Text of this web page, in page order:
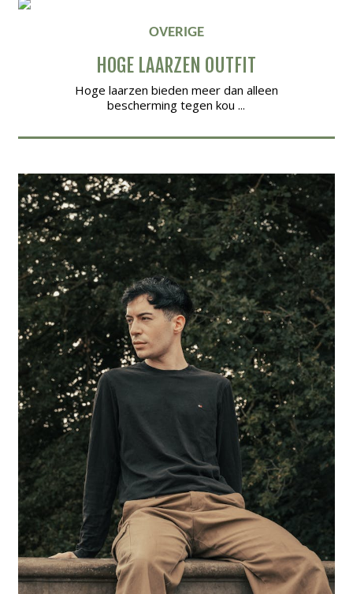
OVERIGE
HOGE LAARZEN OUTFIT
Hoge laarzen bieden meer dan alleen
bescherming tegen kou ...